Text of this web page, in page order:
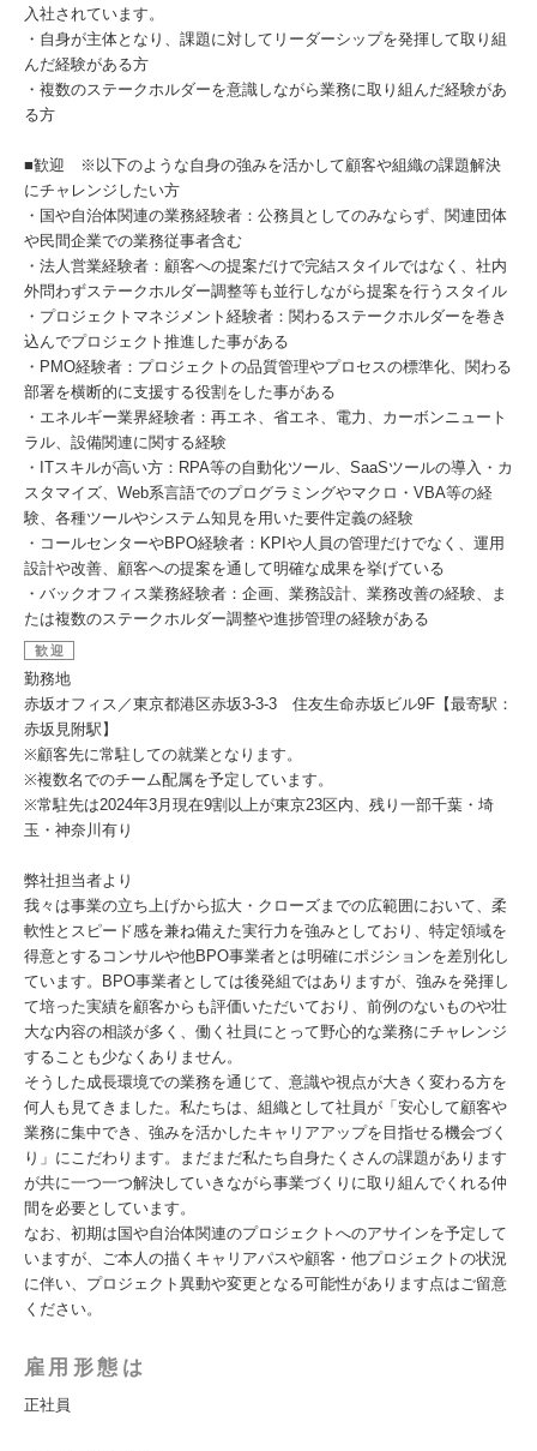
入社されています。
・自身が主体となり、課題に対してリーダーシップを発揮して取り組
んだ経験がある方
・複数のステークホルダーを意識しながら業務に取り組んだ経験があ
る方
■歓迎 ※以下のような自身の強みを活かして顧客や組織の課題解決
にチャレンジしたい方
・国や自治体関連の業務経験者：公務員としてのみならず、関連団体
や民間企業での業務従事者含む
・法人営業経験者：顧客への提案だけで完結スタイルではなく、社内
外問わずステークホルダー調整等も並行しながら提案を行うスタイル
・プロジェクトマネジメント経験者：関わるステークホルダーを巻き
込んでプロジェクト推進した事がある
・PMO経験者：プロジェクトの品質管理やプロセスの標準化、関わる
部署を横断的に支援する役割をした事がある
・エネルギー業界経験者：再エネ、省エネ、電力、カーボンニュート
ラル、設備関連に関する経験
・ITスキルが高い方：RPA等の自動化ツール、SaaSツールの導入・カ
スタマイズ、Web系言語でのプログラミングやマクロ・VBA等の経
験、各種ツールやシステム知見を用いた要件定義の経験
・コールセンターやBPO経験者：KPIや人員の管理だけでなく、運用
設計や改善、顧客への提案を通して明確な成果を挙げている
・バックオフィス業務経験者：企画、業務設計、業務改善の経験、ま
たは複数のステークホルダー調整や進捗管理の経験がある
歓迎
勤務地
赤坂オフィス／東京都港区赤坂3-3-3 住友生命赤坂ビル9F【最寄駅：
赤坂見附駅】
※顧客先に常駐しての就業となります。
※複数名でのチーム配属を予定しています。
※常駐先は2024年3月現在9割以上が東京23区内、残り一部千葉・埼
玉・神奈川有り
弊社担当者より
我々は事業の立ち上げから拡大・クローズまでの広範囲において、柔
軟性とスピード感を兼ね備えた実行力を強みとしており、特定領域を
得意とするコンサルや他BPO事業者とは明確にポジションを差別化し
ています。BPO事業者としては後発組ではありますが、強みを発揮し
て培った実績を顧客からも評価いただいており、前例のないものや壮
大な内容の相談が多く、働く社員にとって野心的な業務にチャレンジ
することも少なくありません。
そうした成長環境での業務を通じて、意識や視点が大きく変わる方を
何人も見てきました。私たちは、組織として社員が「安心して顧客や
業務に集中でき、強みを活かしたキャリアアップを目指せる機会づく
り」にこだわります。まだまだ私たち自身たくさんの課題があります
が共に一つ一つ解決していきながら事業づくりに取り組んでくれる仲
間を必要としています。
なお、初期は国や自治体関連のプロジェクトへのアサインを予定して
いますが、ご本人の描くキャリアパスや顧客・他プロジェクトの状況
に伴い、プロジェクト異動や変更となる可能性があります点はご留意
ください。
雇用形態は
正社員